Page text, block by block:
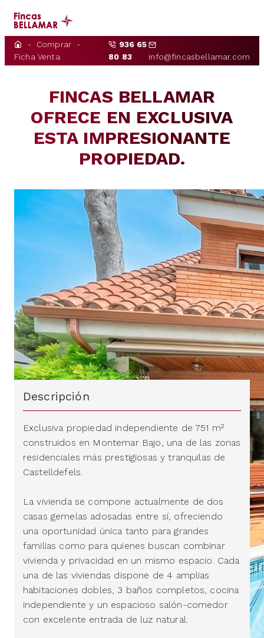
Comprar
Ficha Venta
936 65
80 83
info@fincasbellamar.com
INICIO
COMPRAR
PROPIETARIOS
NOTICIAS
ES
FINCAS BELLAMAR
OFRECE EN EXCLUSIVA
ESTA IMPRESIONANTE
PROPIEDAD.
Descripción
Exclusiva propiedad independiente de 751 m²
construidos en Montemar Bajo, una de las zonas
residenciales más prestigiosas y tranquilas de
Castelldefels.
La vivienda se compone actualmente de dos
casas gemelas adosadas entre sí, ofreciendo
una oportunidad única tanto para grandes
familias como para quienes buscan combinar
vivienda y privacidad en un mismo espacio. Cada
una de las viviendas dispone de 4 amplias
habitaciones dobles, 3 baños completos, cocina
independiente y un espacioso salón-comedor
con excelente entrada de luz natural.